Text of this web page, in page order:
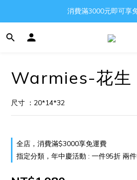
Gather all the joys in
消費滿3000元即可享
Gather all the joys in
Warmies-花生
尺寸 ：20*14*32
全店，消費滿$3000享免運費
指定分類，年中慶活動 : 一件95折 兩